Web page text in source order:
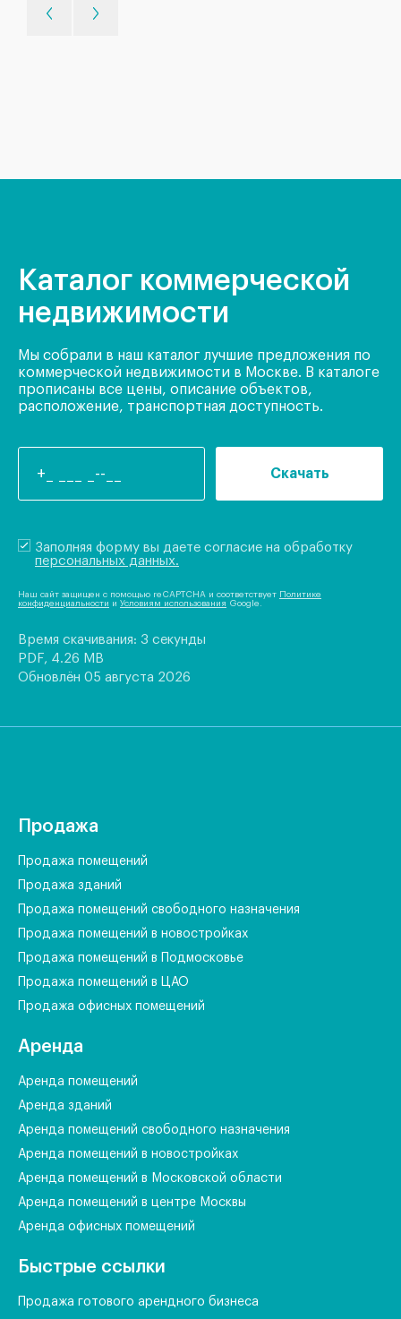
Каталог коммерческой
недвижимости
Мы собрали в наш каталог лучшие предложения по
коммерческой недвижимости в Москве. В каталоге
прописаны все цены, описание объектов,
расположение, транспортная доступность.
Скачать
Заполняя форму вы даете согласие на обработку
персональных данных.
Наш сайт защищен с помощью reCAPTCHA и соответствует Политике
конфиденциальности и Условиям использования Google.
Время скачивания: 3 секунды
PDF, 4.26 MB
Обновлён 05 августа 2026
Продажа
Продажа помещений
Продажа зданий
Продажа помещений свободного назначения
Продажа помещений в новостройках
Продажа помещений в Подмосковье
Продажа помещений в ЦАО
Продажа офисных помещений
Аренда
Аренда помещений
Аренда зданий
Аренда помещений свободного назначения
Аренда помещений в новостройках
Аренда помещений в Московской области
Аренда помещений в центре Москвы
Аренда офисных помещений
Быстрые ссылки
Продажа готового арендного бизнеса